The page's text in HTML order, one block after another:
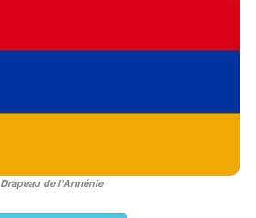
Drapeau de l'Arménie